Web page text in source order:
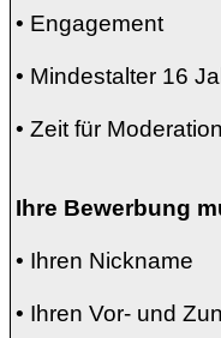
• Engagement
• Mindestalter 16
• Zeit für
Ihre Bewerbung
• Ihren Nickname
• Ihren Vor- und